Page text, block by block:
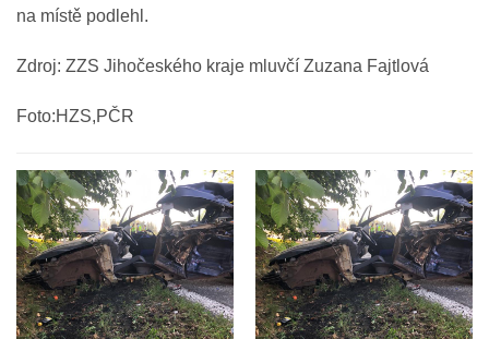
na místě podlehl.
Zdroj: ZZS Jihočeského kraje mluvčí Zuzana Fajtlová
Foto:HZS,PČR